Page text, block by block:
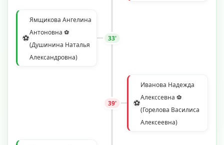
⚽
Ямщикова Ангелина
Антоновна ⚽
(Душинина Наталья
Александровна)
33'
⚽
Иванова Надежда
Алекссевна ⚽
(Горелова Василиса
Алексеевна)
39'